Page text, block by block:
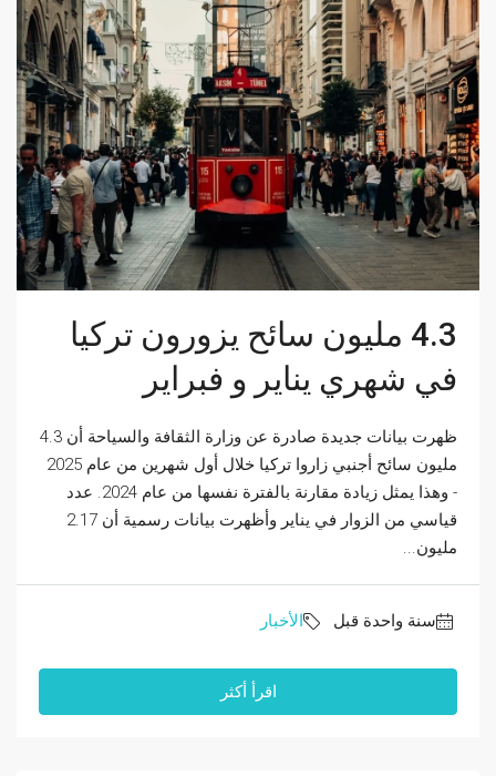
4.3 مليون سائح يزورون تركيا
في شهري يناير و فبراير
ظهرت بيانات جديدة صادرة عن وزارة الثقافة والسياحة أن 4.3
مليون سائح أجنبي زاروا تركيا خلال أول شهرين من عام 2025
- وهذا يمثل زيادة مقارنة بالفترة نفسها من عام 2024. عدد
قياسي من الزوار في يناير وأظهرت بيانات رسمية أن 2.17
مليون...
‏سنة واحدة قبل الأخبار
اقرأ أكثر